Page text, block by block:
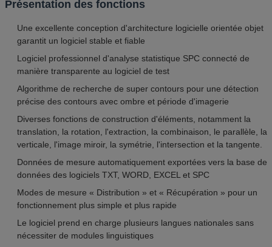
Présentation des fonctions
Une excellente conception d'architecture logicielle orientée objet
garantit un logiciel stable et fiable
Logiciel professionnel d'analyse statistique SPC connecté de
manière transparente au logiciel de test
Algorithme de recherche de super contours pour une détection
précise des contours avec ombre et période d'imagerie
Diverses fonctions de construction d'éléments, notamment la
translation, la rotation, l'extraction, la combinaison, le parallèle, la
verticale, l'image miroir, la symétrie, l'intersection et la tangente.
Données de mesure automatiquement exportées vers la base de
données des logiciels TXT, WORD, EXCEL et SPC
Modes de mesure « Distribution » et « Récupération » pour un
fonctionnement plus simple et plus rapide
Le logiciel prend en charge plusieurs langues nationales sans
nécessiter de modules linguistiques